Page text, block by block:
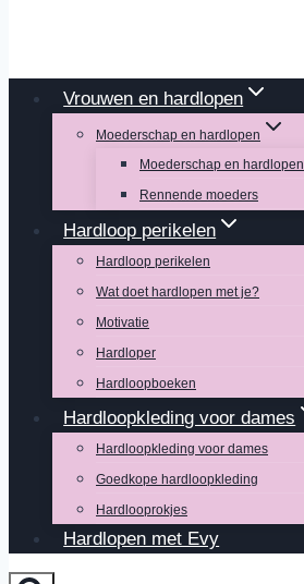
Vrouwen en hardlopen
Moederschap en hardlopen
Moederschap en hardlopen
Rennende moeders
Hardloop perikelen
Hardloop perikelen
Wat doet hardlopen met je?
Motivatie
Hardloper
Hardloopboeken
Hardloopkleding voor dames
Hardloopkleding voor dames
Goedkope hardloopkleding
Hardlooprokjes
Hardlopen met Evy